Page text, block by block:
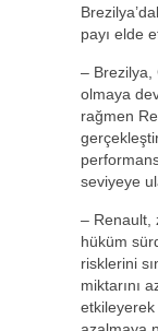
payı elde
– Brezilya,
olmaya
rağmen
seviyeye
– Renault,
hüküm
risklerini
miktarını